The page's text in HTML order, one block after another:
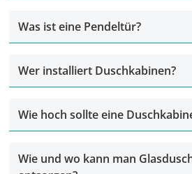
Was ist eine Pendeltür?
Wer installiert Duschkabinen?
Wie hoch sollte eine
Wie und wo kann man